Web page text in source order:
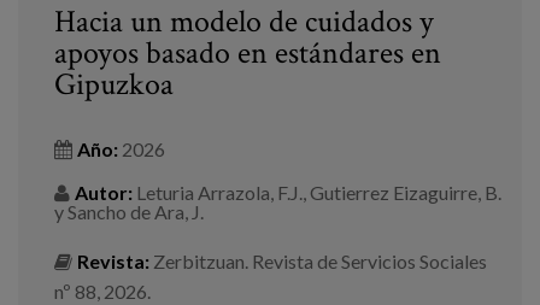
Hacia un modelo de cuidados y
apoyos basado en estándares en
Gipuzkoa
Año: 2026
Autor: Leturia Arrazola, F.J., Gutierrez Eizaguirre, B.
y Sancho de Ara, J.
Revista: Zerbitzuan. Revista de Servicios Sociales
nº 88, 2026.